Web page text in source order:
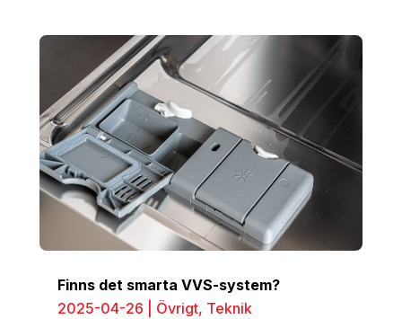
Finns det smarta VVS-system?
2025-04-26
Övrigt, Teknik